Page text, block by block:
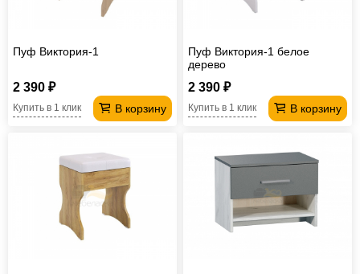
Пуф Виктория-1
2 390 ₽
В корзину
Купить в 1 клик
Пуф Виктория-1 белое
дерево
2 390 ₽
В корзину
Купить в 1 клик